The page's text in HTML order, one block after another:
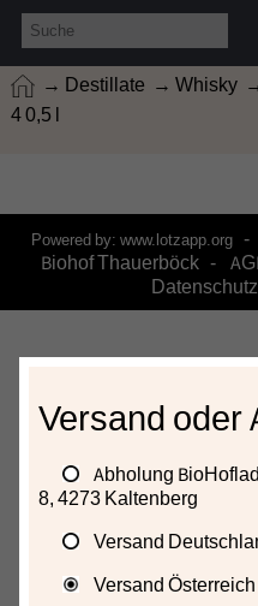
→ Destillate → Whisky
4 0,5 l
Powered by: www.lotzapp.org -
Biohof Thauerböck -
Datenschutz
Versand oder
Abholung
8, 4273 Kaltenberg
Versand
Versand Österreich